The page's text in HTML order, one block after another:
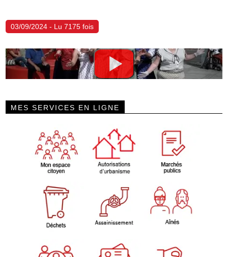
03/09/2024 - Lu 7175 fois
MES SERVICES EN LIGNE